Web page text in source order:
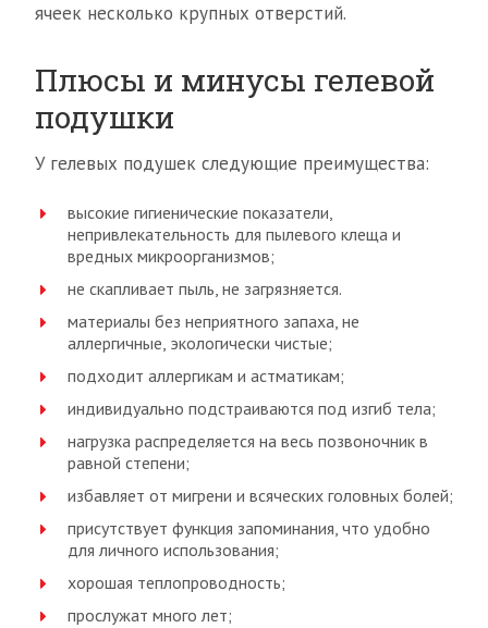
ячеек несколько крупных отверстий.
Плюсы и минусы гелевой
подушки
У гелевых подушек следующие преимущества:
высокие гигиенические показатели,
непривлекательность для пылевого клеща и
вредных микроорганизмов;
не скапливает пыль, не загрязняется.
материалы без неприятного запаха, не
аллергичные, экологически чистые;
подходит аллергикам и астматикам;
индивидуально подстраиваются под изгиб тела;
нагрузка распределяется на весь позвоночник в
равной степени;
избавляет от мигрени и всяческих головных болей;
присутствует функция запоминания, что удобно
для личного использования;
хорошая теплопроводность;
прослужат много лет;